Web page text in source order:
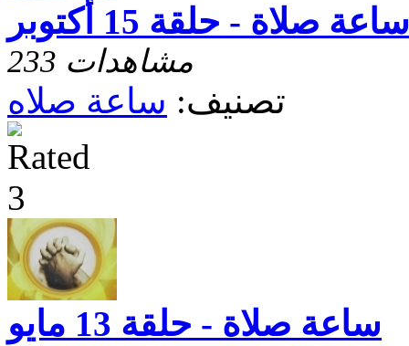
ساعة صلاة - حلقة 15 أكتوبر
233 مشاهدات
تصنيف: ساعة صلاه
ساعة صلاة - حلقة 13 مايو